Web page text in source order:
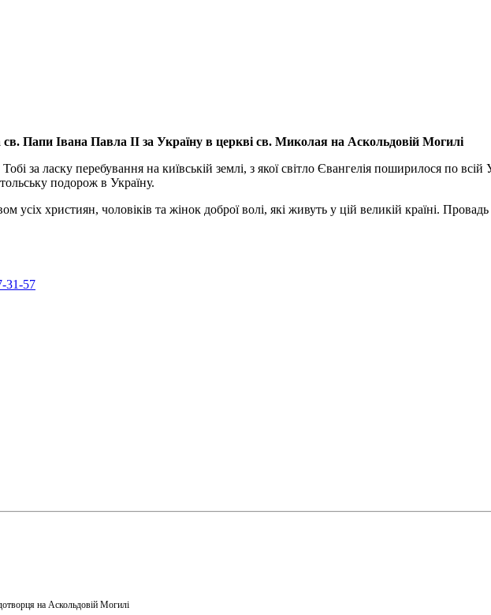
Папи Івана Павла ІІ за Україну в церкві св. Миколая на Аскольдовій Могилі
за ласку перебування на київській землі, з якої світло Євангелія поширилося по
подорож в Україну.
християн, чоловіків та жінок доброї волі, які живуть у цій великій країні.
31-57
на Аскольдовій Могилі